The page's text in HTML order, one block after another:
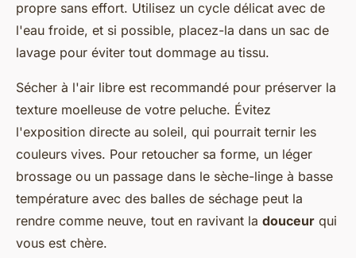
propre sans effort. Utilisez un cycle délicat avec de
l'eau froide, et si possible, placez-la dans un sac de
lavage pour éviter tout dommage au tissu.
Sécher à l'air libre est recommandé pour préserver la
texture moelleuse de votre peluche. Évitez
l'exposition directe au soleil, qui pourrait ternir les
couleurs vives. Pour retoucher sa forme, un léger
brossage ou un passage dans le sèche-linge à basse
température avec des balles de séchage peut la
rendre comme neuve, tout en ravivant la douceur qui
vous est chère.